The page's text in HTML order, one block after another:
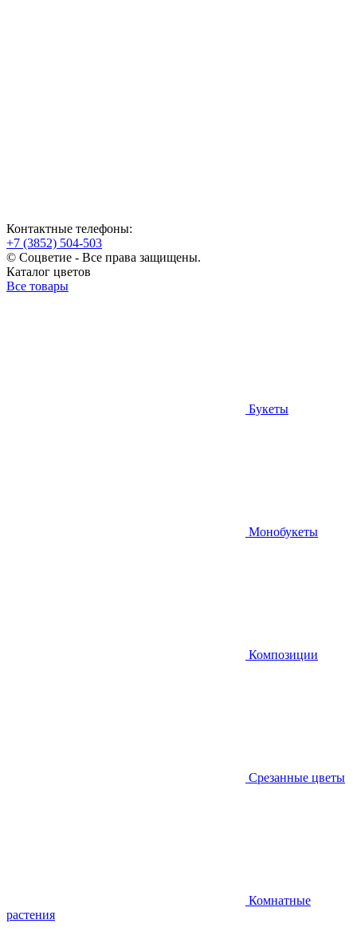
Контактные телефоны:
+7 (3852) 504-503
© Соцветие - Все права защищены.
Каталог цветов
Все товары
Букеты
Монобукеты
Композиции
Срезанные цветы
Комнатные
растения